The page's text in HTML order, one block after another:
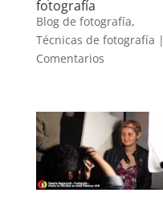
fotografía
Blog de fotografía,
Técnicas de fotografía |
Comentarios